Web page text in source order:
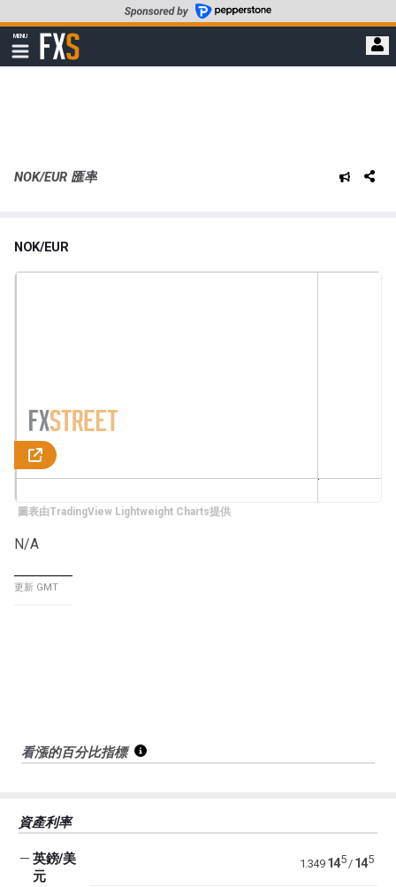
至
要
MENU
顯
示
FXStreet
NOK/EUR 匯率
NOK/EUR
圖表由TradingView Lightweight Charts提供
N/A
更新 GMT
看漲的百分比指標
資產利率
— 英鎊/美
元
1.349 145/ 145